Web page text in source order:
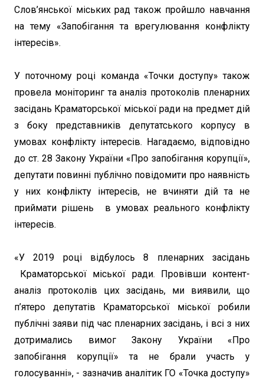
Слов’янської міських рад також пройшло навчання
на тему «Запобігання та врегулювання конфлікту
інтересів».
У поточному році команда «Точки доступу» також
провела моніторинг та аналіз протоколів пленарних
засідань Краматорської міської ради на предмет дій
з боку представників депутатського корпусу в
умовах конфлікту інтересів. Нагадаємо, відповідно
до ст. 28 Закону України «Про запобігання корупції»,
депутати повинні публічно повідомити про наявність
у них конфлікту інтересів, не вчиняти дій та не
приймати рішень в умовах реального конфлікту
інтересів.
«У 2019 році відбулось 8 пленарних засідань
Краматорської міської ради. Провівши контент-
аналіз протоколів цих засідань, ми виявили, що
п’ятеро депутатів Краматорської міської робили
публічні заяви під час пленарних засідань, і всі з них
дотримались вимог Закону України «Про
запобігання корупції» та не брали участь у
голосуванні», - зазначив аналітик ГО «Точка доступу»